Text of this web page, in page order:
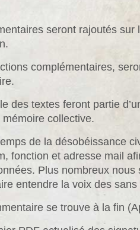
seront rajoutés sur
complémentaires,
des textes feront partie
collective.
de la désobéissance
fonction et adresse mail
Plus nombreux nous
entendre la voix des
se trouve à la fin